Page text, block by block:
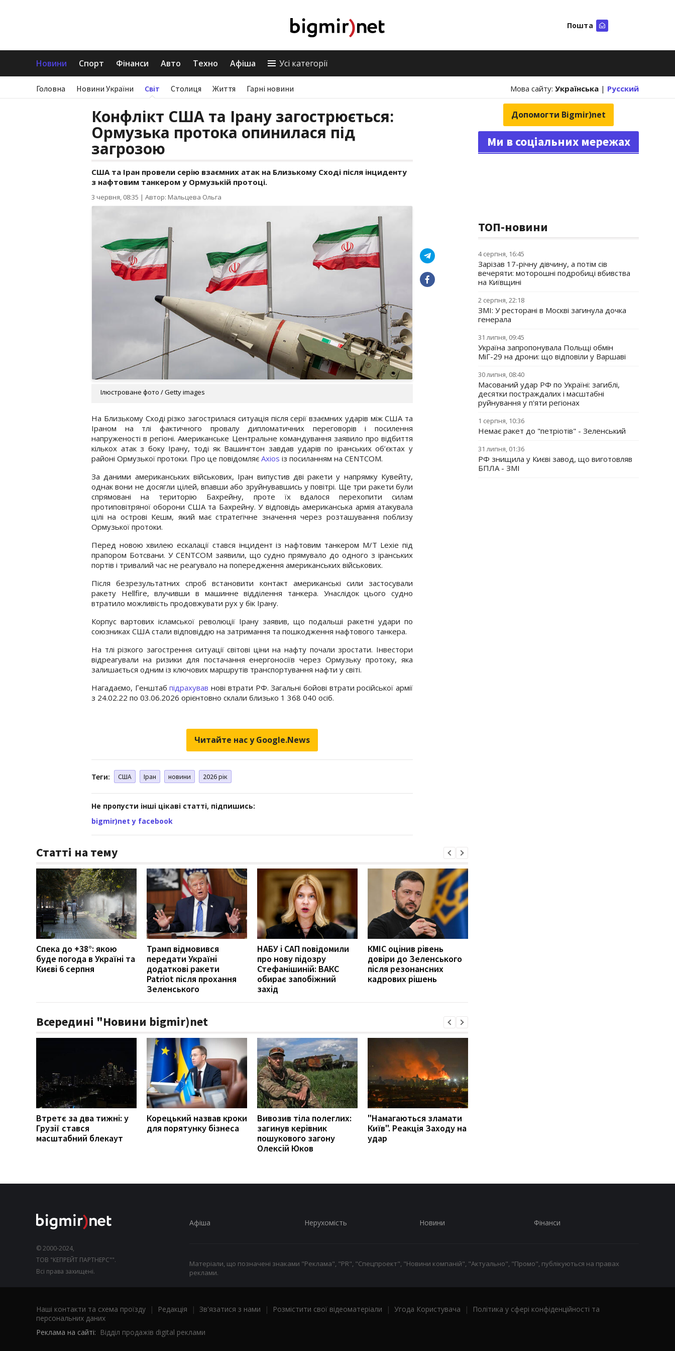
Пошта
Новини Спорт Фінанси Авто Техно Афіша Усі категорії
Головна Новини України Світ Столиця Життя Гарні новини Мова сайту: Українська | Русский
Конфлікт США та Ірану загострюється:
Ормузька протока опинилася під
загрозою
США та Іран провели серію взаємних атак на Близькому Сході після інциденту
з нафтовим танкером у Ормузькій протоці.
3 червня, 08:35 | Автор: Мальцева Ольга
Ілюстроване фото / Getty images
На Близькому Сході різко загострилася ситуація після серії взаємних ударів між США та
Іраном на тлі фактичного провалу дипломатичних переговорів і посилення
напруженості в регіоні. Американське Центральне командування заявило про відбиття
кількох атак з боку Ірану, тоді як Вашингтон завдав ударів по іранських об’єктах у
районі Ормузької протоки. Про це повідомляє Axios із посиланням на CENTCOM.
За даними американських військових, Іран випустив дві ракети у напрямку Кувейту,
однак вони не досягли цілей, впавши або зруйнувавшись у повітрі. Ще три ракети були
спрямовані на територію Бахрейну, проте їх вдалося перехопити силам
протиповітряної оборони США та Бахрейну. У відповідь американська армія атакувала
цілі на острові Кешм, який має стратегічне значення через розташування поблизу
Ормузької протоки.
Перед новою хвилею ескалації стався інцидент із нафтовим танкером M/T Lexie під
прапором Ботсвани. У CENTCOM заявили, що судно прямувало до одного з іранських
портів і тривалий час не реагувало на попередження американських військових.
Після безрезультатних спроб встановити контакт американські сили застосували
ракету Hellfire, влучивши в машинне відділення танкера. Унаслідок цього судно
втратило можливість продовжувати рух у бік Ірану.
Корпус вартових ісламської революції Ірану заявив, що подальші ракетні удари по
союзниках США стали відповіддю на затримання та пошкодження нафтового танкера.
На тлі різкого загострення ситуації світові ціни на нафту почали зростати. Інвестори
відреагували на ризики для постачання енергоносіїв через Ормузьку протоку, яка
залишається одним із ключових маршрутів транспортування нафти у світі.
Нагадаємо, Генштабпідрахував нові втрати РФ. Загальні бойові втрати російської армії
з 24.02.22 по 03.06.2026 орієнтовно склали близько 1 368 040 осіб.
Читайте нас у Google.News
Теги: США Іран новини 2026 рік
Не пропусти інші цікаві статті, підпишись:
bigmir)net у facebook
Статті на тему
Спека до +38°: якою
буде погода в Україні та
Києві 6 серпня
Трамп відмовився
передати Україні
додаткові ракети
Patriot після прохання
Зеленського
НАБУ і САП повідомили
про нову підозру
Стефанішиній: ВАКС
обирає запобіжний
захід
КМІС оцінив рівень
довіри до Зеленського
після резонансних
кадрових рішень
Всередині "Новини bigmir)net
Втретє за два тижні: у
Грузії стався
масштабний блекаут
Корецький назвав кроки
для порятунку бізнеса
Вивозив тіла полеглих:
загинув керівник
пошукового загону
Олексій Юков
"Намагаються зламати
Київ". Реакція Заходу на
удар
Допомогти Bigmir)net
Ми в соціальних мережах
ТОП-новини
4 серпня, 16:45
Зарізав 17-річну дівчину, а потім сів
вечеряти: моторошні подробиці вбивства
на Київщині
2 серпня, 22:18
ЗМІ: У ресторані в Москві загинула дочка
генерала
31 липня, 09:45
Україна запропонувала Польщі обмін
МіГ-29 на дрони: що відповіли у Варшаві
30 липня, 08:40
Масований удар РФ по Україні: загиблі,
десятки постраждалих і масштабні
руйнування у п'яти регіонах
1 серпня, 10:36
Немає ракет до "петріотів" - Зеленський
31 липня, 01:36
РФ знищила у Києві завод, що виготовляв
БПЛА - ЗМІ
© 2000-2024,
ТОВ "КЕПРЕЙТ ПАРТНЕРС"".
Всі права захищені.
Афіша Нерухомість Новини Фінанси
Матеріали, що позначені знаками "Реклама", "PR", "Спецпроект", "Новини компаній", "Актуально", "Промо", публікуються на правах
реклами.
Наші контакти та схема проїзду | Редакція | Зв'язатися з нами | Розмістити свої відеоматеріали | Угода Користувача |
Політика у сфері конфіденційності та
персональних даних
Реклама на сайті: Відділ продажів digital реклами